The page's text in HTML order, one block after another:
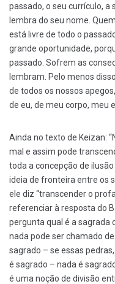
passado, o seu currículo,
lembra do seu nome.
está livre de todo o
grande oportunidade,
passado. Sofrem as
lembram. Pelo menos
de todos os nossos
de eu, de meu corpo, meu
Ainda no texto de Keizan:
mal e assim pode
toda a concepção de
ideia de fronteira entre os
ele diz “transcender o
referenciar à resposta do
pergunta qual é a sagrada
nada pode ser chamado
sagrado – se essas
é sagrado – nada é
é uma noção de divisão